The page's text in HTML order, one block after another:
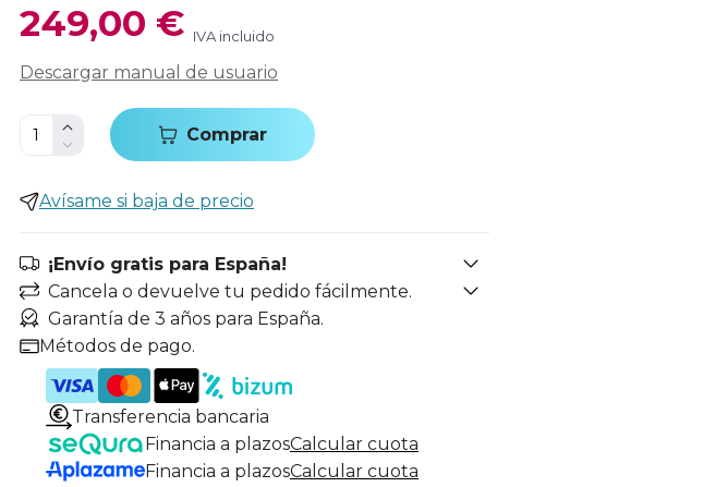
249,00 € IVA incluido
Descargar manual de usuario
Comprar
Avísame si baja de precio
¡Envío gratis para España!
Cancela o devuelve tu pedido fácilmente.
Garantía de 3 años para España.
Métodos de pago.
Transferencia bancaria
Financia a plazosCalcular cuota
Financia a plazosCalcular cuota